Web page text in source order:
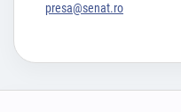
presa@senat.ro